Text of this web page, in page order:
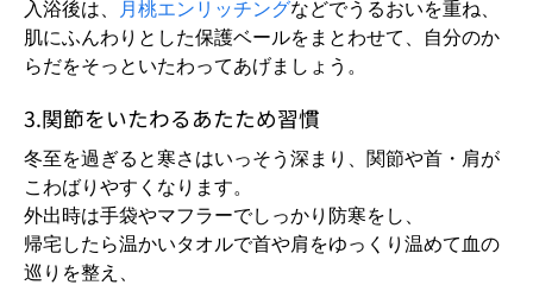
入浴後は、
月桃エンリッチングなどでうるおいを重ね、
肌にふんわりとした保護ベールをまとわせて、自分のか
らだをそっといたわってあげましょう。
3.関節をいたわるあたため習慣
冬至を過ぎると寒さはいっそう深まり、関節や首・肩が
こわばりやすくなります。
外出時は手袋やマフラーでしっかり防寒をし、
帰宅したら温かいタオルで首や肩をゆっくり温めて血の
巡りを整え、